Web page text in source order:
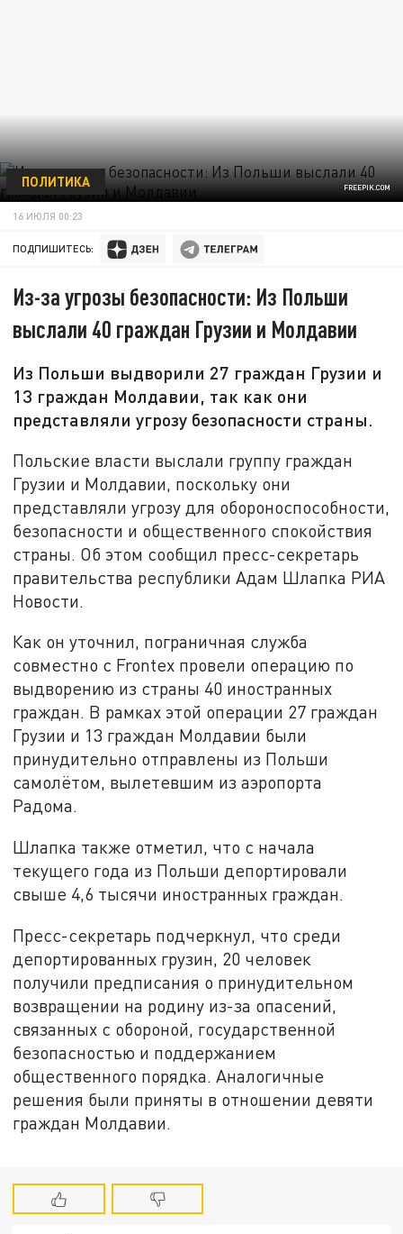
FREEPIK.COM
ПОЛИТИКА
16 ИЮЛЯ 00:23
ПОДПИШИТЕСЬ:
Из-за угрозы безопасности: Из Польши
выслали 40 граждан Грузии и Молдавии
Из Польши выдворили 27 граждан Грузии и
13 граждан Молдавии, так как они
представляли угрозу безопасности страны.
Польские власти выслали группу граждан
Грузии и Молдавии, поскольку они
представляли угрозу для обороноспособности,
безопасности и общественного спокойствия
страны. Об этом сообщил пресс-секретарь
правительства республики Адам Шлапка РИА
Новости.
Как он уточнил, пограничная служба
совместно с Frontex провели операцию по
выдворению из страны 40 иностранных
граждан. В рамках этой операции 27 граждан
Грузии и 13 граждан Молдавии были
принудительно отправлены из Польши
самолётом, вылетевшим из аэропорта
Радома.
Шлапка также отметил, что с начала
текущего года из Польши депортировали
свыше 4,6 тысячи иностранных граждан.
Пресс-секретарь подчеркнул, что среди
депортированных грузин, 20 человек
получили предписания о принудительном
возвращении на родину из-за опасений,
связанных с обороной, государственной
безопасностью и поддержанием
общественного порядка. Аналогичные
решения были приняты в отношении девяти
граждан Молдавии.